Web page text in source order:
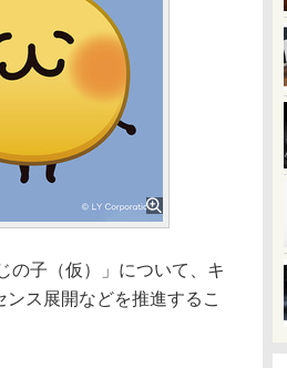
子（仮）」について、キ
ス展開などを推進するこ